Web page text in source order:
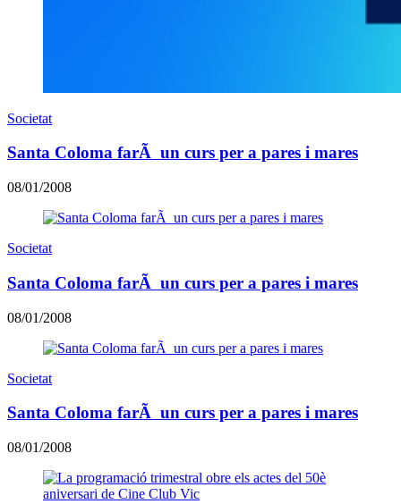
Societat
Santa Coloma farÃ un curs per a pares i mares
08/01/2008
Societat
Santa Coloma farÃ un curs per a pares i mares
08/01/2008
Societat
Santa Coloma farÃ un curs per a pares i mares
08/01/2008